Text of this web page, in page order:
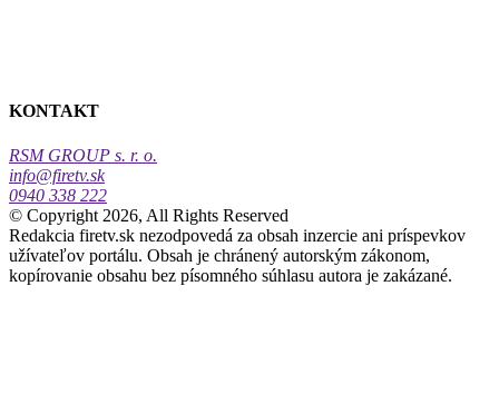
KONTAKT
RSM GROUP s. r. o.
info@firetv.sk
0940 338 222
© Copyright 2026, All Rights Reserved
Redakcia firetv.sk nezodpovedá za obsah inzercie ani príspevkov
užívateľov portálu. Obsah je chránený autorským zákonom,
kopírovanie obsahu bez písomného súhlasu autora je zakázané.